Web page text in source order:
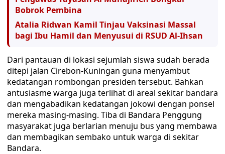
Bobrok Pembina
Atalia Ridwan Kamil Tinjau Vaksinasi Massal
bagi Ibu Hamil dan Menyusui di RSUD Al-Ihsan
Dari pantauan di lokasi sejumlah siswa sudah berada
ditepi jalan Cirebon-Kuningan guna menyambut
kedatangan rombongan presiden tersebut. Bahkan
antusiasme warga juga terlihat di areal sekitar bandara
dan mengabadikan kedatangan jokowi dengan ponsel
mereka masing-masing. Tiba di Bandara Penggung
masyarakat juga berlarian menuju bus yang membawa
dan membagikan sembako untuk warga di sekitar
Bandara.